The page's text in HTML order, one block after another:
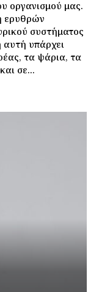
οργανισμού μας.
ερυθρών
συστήματος
υπάρχει
τα ψάρια, τα
σε...